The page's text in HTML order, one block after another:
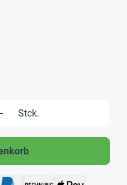
gewünschten
Stck.